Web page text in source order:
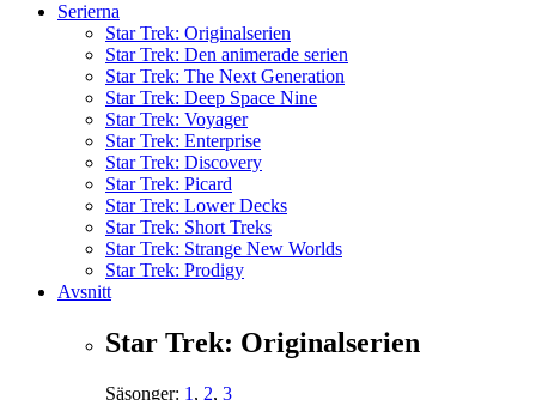
Serierna
Star Trek: Originalserien
Star Trek: Den animerade serien
Star Trek: The Next Generation
Star Trek: Deep Space Nine
Star Trek: Voyager
Star Trek: Enterprise
Star Trek: Discovery
Star Trek: Picard
Star Trek: Lower Decks
Star Trek: Short Treks
Star Trek: Strange New Worlds
Star Trek: Prodigy
Avsnitt
Star Trek: Originalserien
Säsonger: 1 , 2, 3